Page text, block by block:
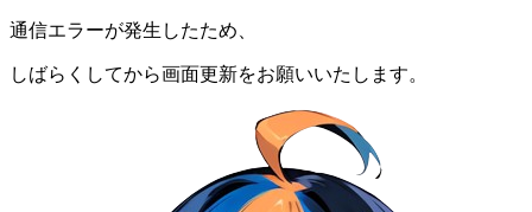
通信エラーが発生したため、
しばらくしてから画面更新をお願いいたします。